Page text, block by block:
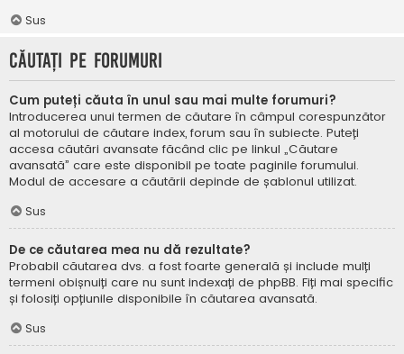
Sus
Căutați pe forumuri
Cum puteți căuta în unul sau mai multe forumuri?
Introducerea unui termen de căutare în câmpul corespunzător
al motorului de căutare index, forum sau în subiecte. Puteți
accesa căutări avansate făcând clic pe linkul „Căutare
avansată” care este disponibil pe toate paginile forumului.
Modul de accesare a căutării depinde de șablonul utilizat.
Sus
De ce căutarea mea nu dă rezultate?
Probabil căutarea dvs. a fost foarte generală și include mulți
termeni obișnuiți care nu sunt indexați de phpBB. Fiți mai specific
și folosiți opțiunile disponibile în căutarea avansată.
Sus